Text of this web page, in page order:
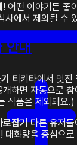
! 어떤 이야기든 좋
사에서 제외될 수
안내
티키타에서 멋진
개하면 자동으로
작품은 제외돼요.)
로잡기다른 유저들
대화량을 중심으